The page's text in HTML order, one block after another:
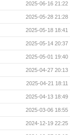
2025-06-16 21:22
2025-05-28 21:28
2025-05-18 18:41
2025-05-14 20:37
2025-05-01 19:40
2025-04-27 20:13
2025-04-21 18:11
2025-04-13 18:49
2025-03-06 18:55
2024-12-19 22:25